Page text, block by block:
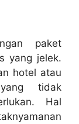
paket
yang jelek.
hotel atau
tidak
Hal